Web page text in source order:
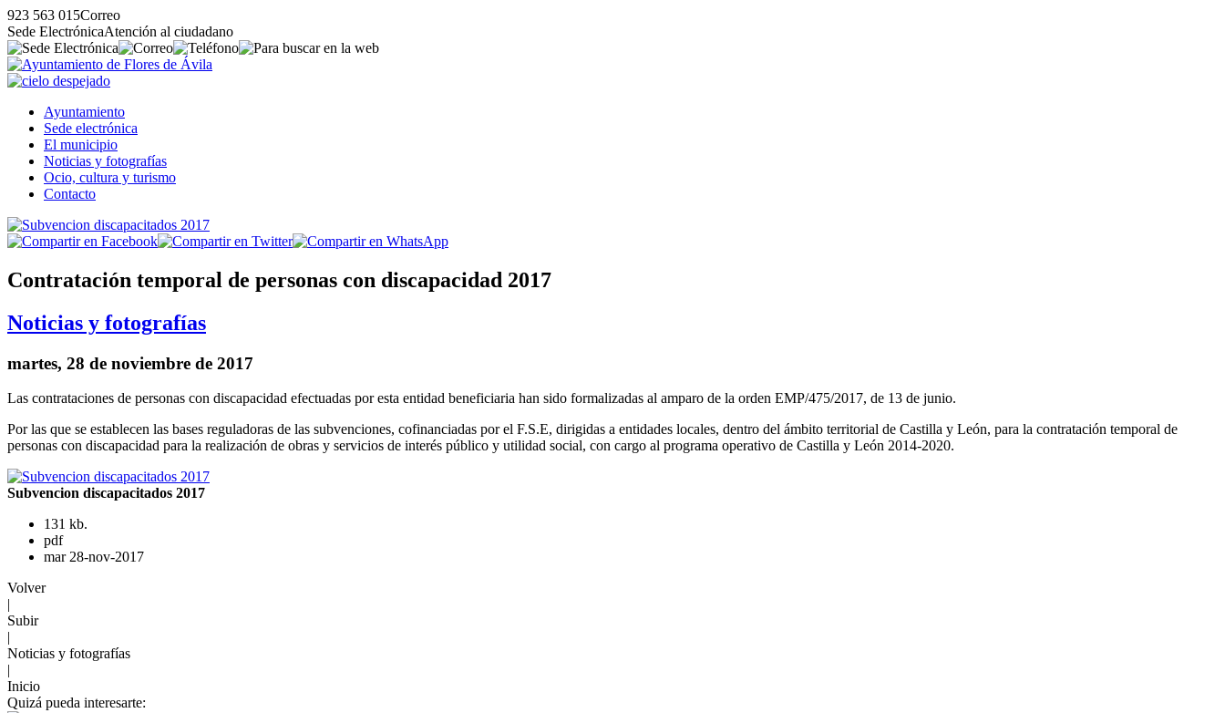
923 563 015Correo
Sede ElectrónicaAtención al ciudadano
Ayuntamiento
Sede electrónica
El municipio
Noticias y fotografías
Ocio, cultura y turismo
Contacto
Contratación temporal de personas con discapacidad 2017
Noticias y fotografías
martes, 28 de noviembre de 2017
Las contrataciones de personas con discapacidad efectuadas por esta entidad beneficiaria han sido formalizadas al amparo de la orden EMP/475/2017, de 13 de junio.
Por las que se establecen las bases reguladoras de las subvenciones, cofinanciadas por el F.S.E, dirigidas a entidades locales, dentro del ámbito territorial de Castilla y León, para la contratación temporal de
personas con discapacidad para la realización de obras y servicios de interés público y utilidad social, con cargo al programa operativo de Castilla y León 2014-2020.
Subvencion discapacitados 2017
131 kb.
pdf
mar 28-nov-2017
Volver
|
Subir
|
Noticias y fotografías
|
Inicio
Quizá pueda interesarte: